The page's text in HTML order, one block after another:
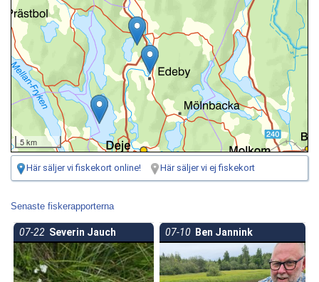
5 km
Här säljer vi fiskekort online! Här säljer vi ej fiskekort
Senaste fiskerapporterna
07-22 Severin Jauch 07-10 Ben Jannink